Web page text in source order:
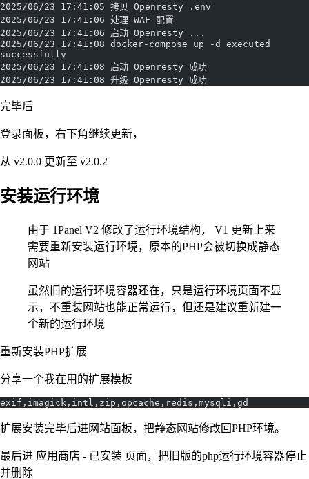
2025/06/23 17:41:05 拷贝 Openresty .env
2025/06/23 17:41:06 处理 WAF 配置
2025/06/23 17:41:06 启动 Openresty ...
2025/06/23 17:41:08 docker-compose up -d executed
successfully
2025/06/23 17:41:08 启动 Openresty 成功
2025/06/23 17:41:08 升级 Openresty 成功
完毕后
登录面板，右下角继续更新，
从 v2.0.0 更新至 v2.0.2
安装运行环境
由于 1Panel V2 修改了运行环境结构， V1 更新上来
需要重新安装运行环境，原本的PHP会被切换成静态
网站
虽然旧的运行环境容器还在，只是运行环境页面不显
示，不重装网站也能正常运行，但还是建议重新建一
个新的运行环境
重新安装PHP扩展
分享一个我在用的扩展模板
exif,imagick,intl,zip,opcache,redis,mysqli,gd
扩展安装完毕后进网站面板，把静态网站修改回PHP环境。
最后进 应用商店 - 已安装 页面，把旧版的php运行环境容器停止
并删除